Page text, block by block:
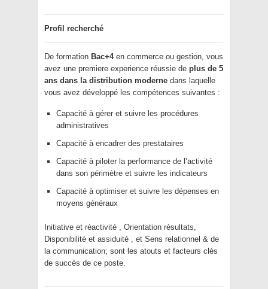
Profil recherché
De formation Bac+4 en commerce ou gestion, vous
avez une premiere experience réussie de plus de 5
ans dans la distribution moderne dans laquelle
vous avez développé les compétences suivantes :
Capacité à gérer et suivre les procédures
administratives
Capacité à encadrer des prestataires
Capacité à piloter la performance de l’activité
dans son périmètre et suivre les indicateurs
Capacité à optimiser et suivre les dépenses en
moyens généraux
Initiative et réactivité , Orientation résultats,
Disponibilité et assiduité , et Sens relationnel & de
la communication; sont les atouts et facteurs clés
de succès de ce poste.